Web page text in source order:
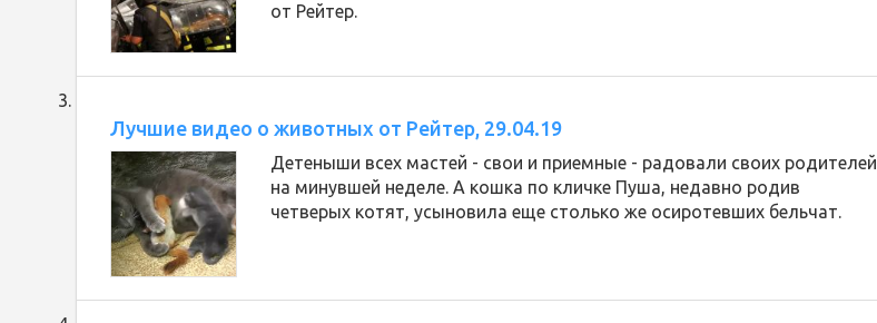
от Рейтер.
Лучшие видео о животных от Рейтер, 29.04.19
Детеныши всех мастей - свои и приемные - радовали своих родителей
на минувшей неделе. А кошка по кличке Пуша, недавно родив
четверых котят, усыновила еще столько же осиротевших бельчат.